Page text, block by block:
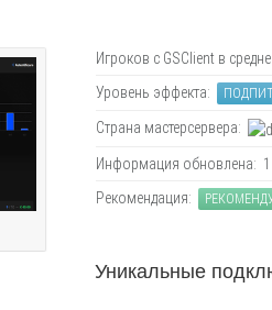
Игроков с GSClient в
Уровень эффекта:
Страна мастерсервера:
Информация обновлена:
Рекомендация:
Уникальные